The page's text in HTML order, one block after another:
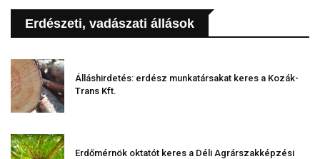
Erdészeti, vadászati állások
Álláshirdetés: erdész munkatársakat keres a Kozák-
Trans Kft.
Erdőmérnök oktatót keres a Déli Agrárszakképzési